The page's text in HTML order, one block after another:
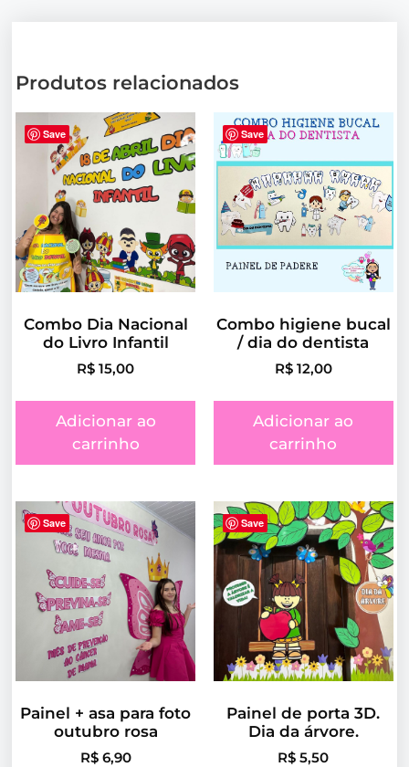
Produtos relacionados
Save
Combo Dia Nacional
do Livro Infantil
R$ 15,00
Adicionar ao
carrinho
Save
Combo higiene bucal
/ dia do dentista
R$12,00
Adicionar ao
carrinho
Save
Painel + asa para foto
outubro rosa
R$6,90
Save
Painel de porta 3D.
Dia da árvore.
R$ 5,50